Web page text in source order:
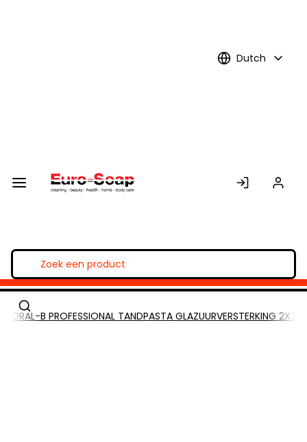
Dutch
ORAL-B PROFESSIONAL TANDPASTA GLAZUURVERSTERKING